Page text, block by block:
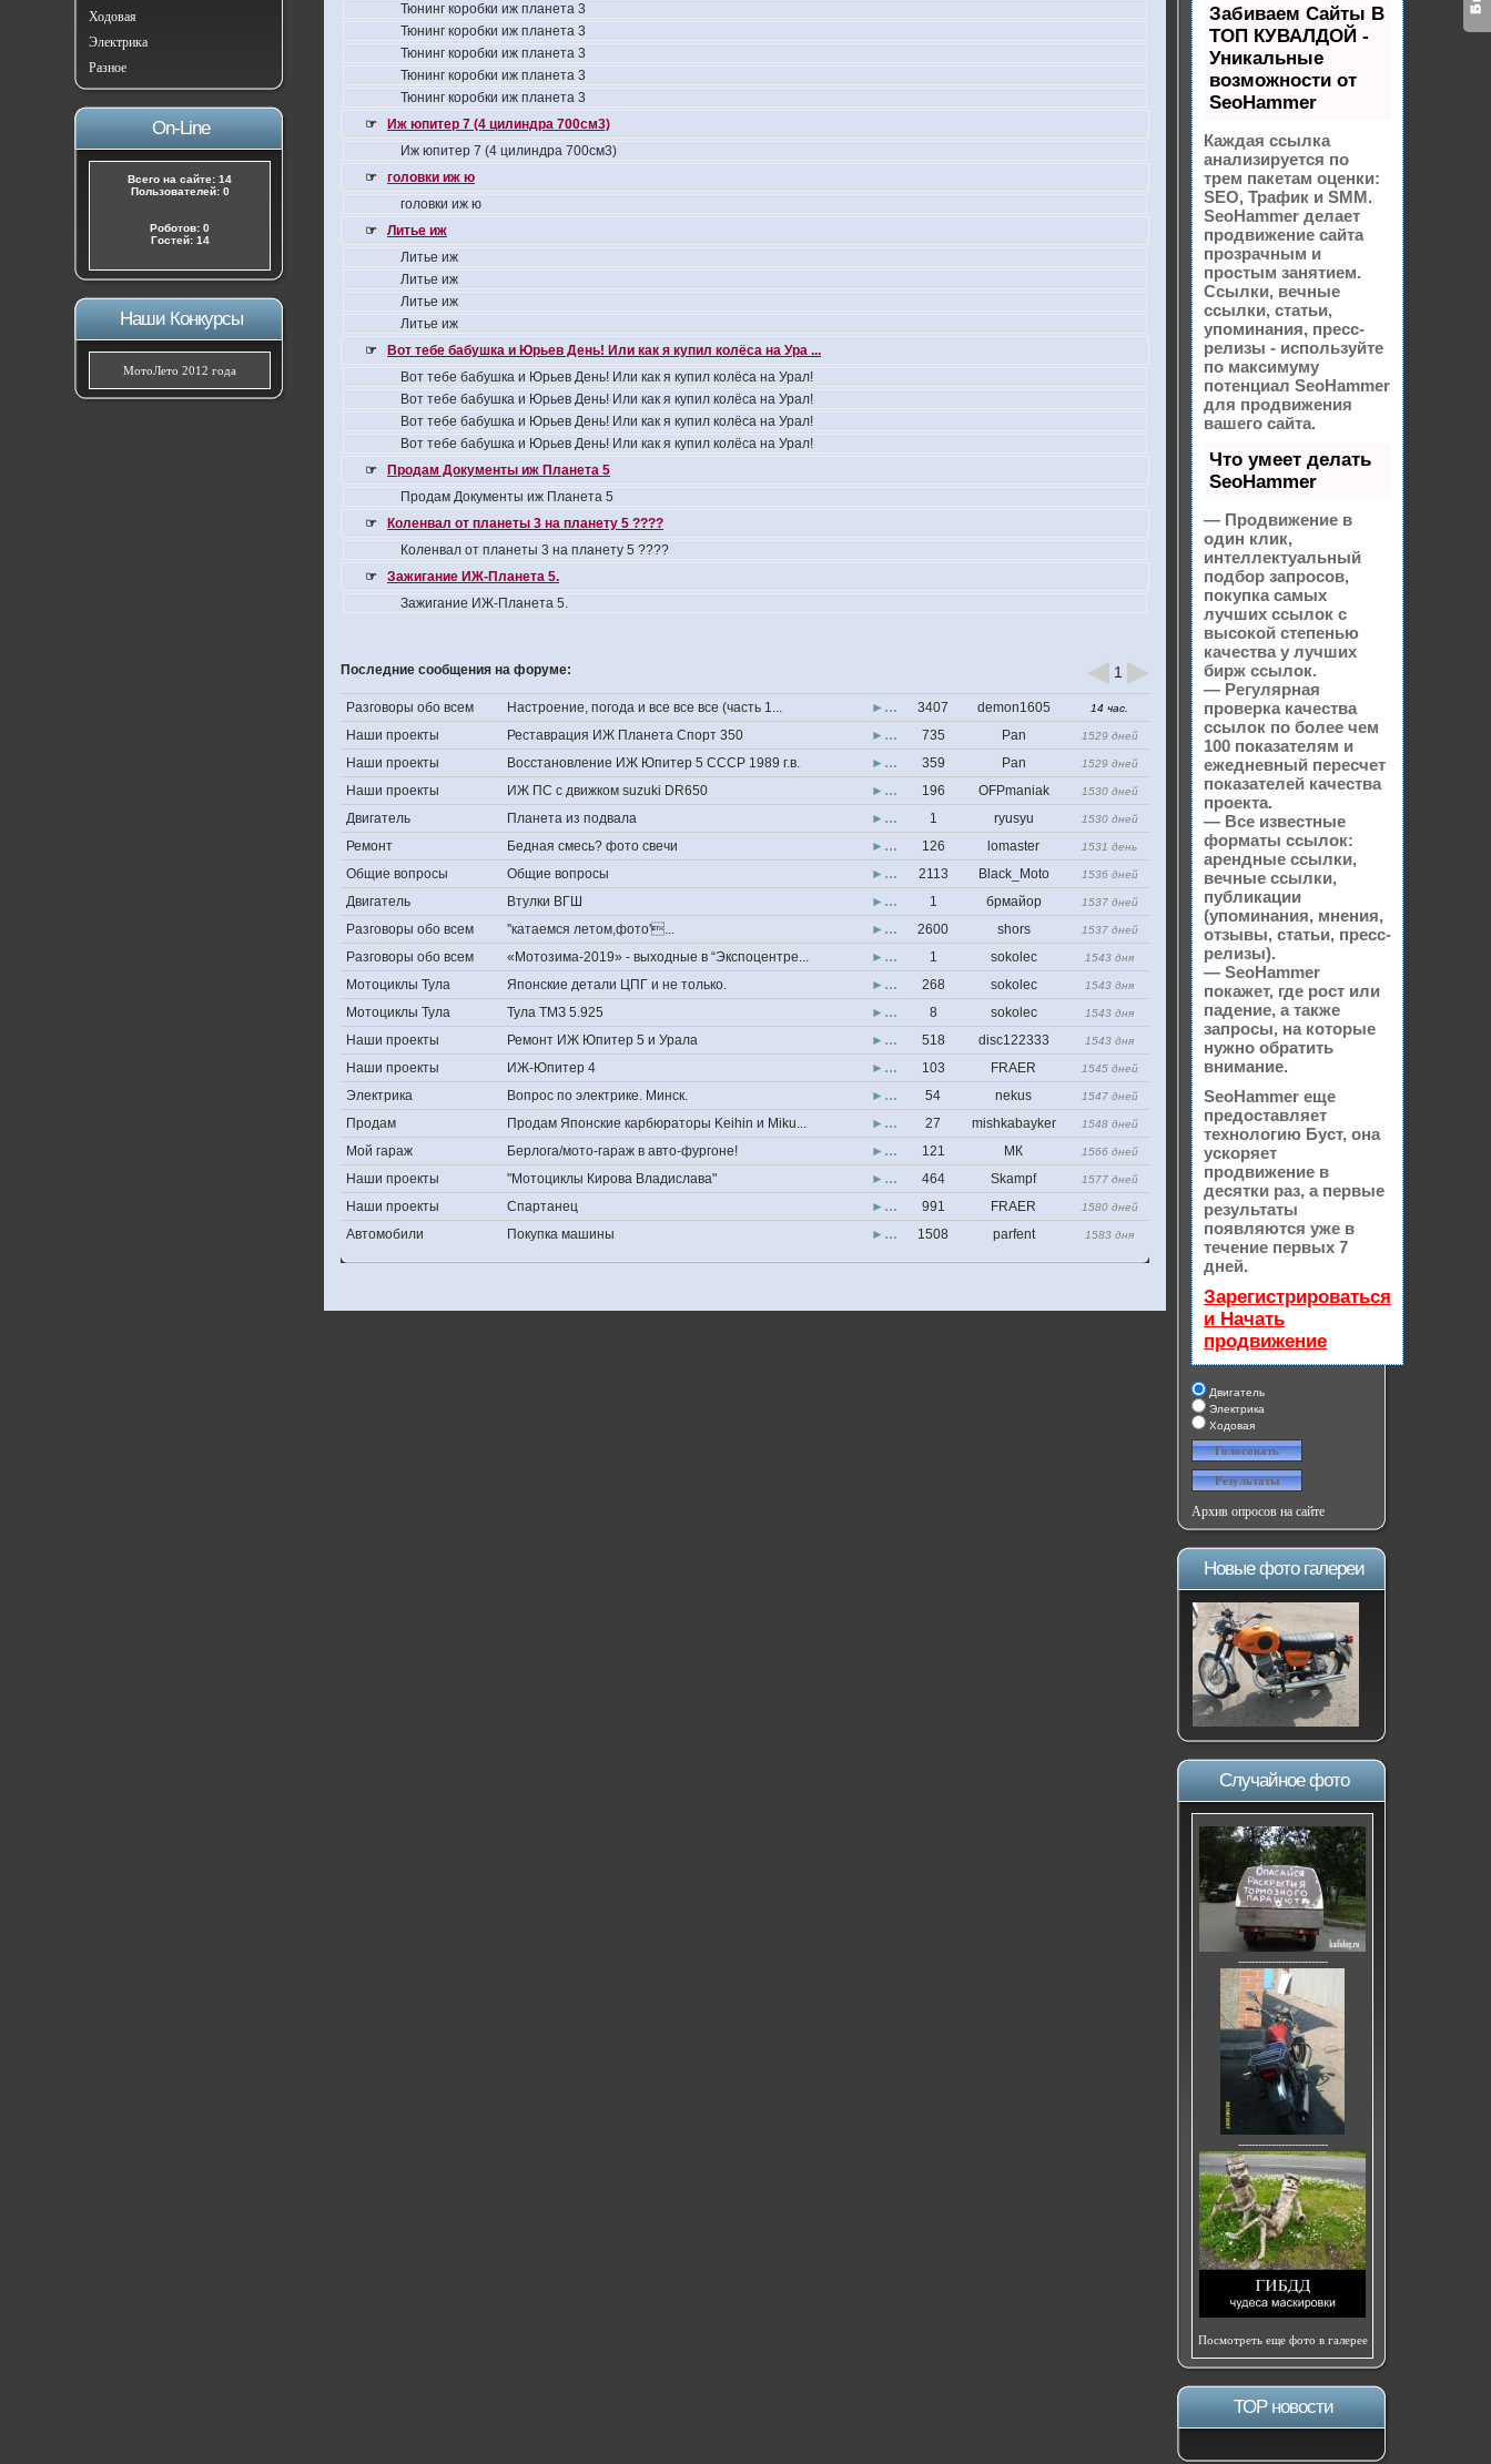
Ходовая
Электрика
Разное
On-Line
Всего на сайте: 14
Пользователей: 0
Роботов: 0
Гостей: 14
Наши Конкурсы
МотоЛето 2012 года
Тюнинг коробки иж планета 3
Тюнинг коробки иж планета 3
Тюнинг коробки иж планета 3
Тюнинг коробки иж планета 3
Тюнинг коробки иж планета 3
☞
Иж юпитер 7 (4 цилиндра 700см3)
Иж юпитер 7 (4 цилиндра 700см3)
☞
головки иж ю
головки иж ю
☞
Литье иж
Литье иж
Литье иж
Литье иж
Литье иж
☞
Вот тебе бабушка и Юрьев День! Или как я купил колёса на Ура ...
Вот тебе бабушка и Юрьев День! Или как я купил колёса на Урал!
Вот тебе бабушка и Юрьев День! Или как я купил колёса на Урал!
Вот тебе бабушка и Юрьев День! Или как я купил колёса на Урал!
Вот тебе бабушка и Юрьев День! Или как я купил колёса на Урал!
☞
Продам Документы иж Планета 5
Продам Документы иж Планета 5
☞
Коленвал от планеты 3 на планету 5 ????
Коленвал от планеты 3 на планету 5 ????
☞
Зажигание ИЖ-Планета 5.
Зажигание ИЖ-Планета 5.
Последние сообщения на форуме: 1
Разговоры обо всем Настроение, погода и все все все (часть 1... ►… 3407 demon1605 14 час.
Наши проекты Реставрация ИЖ Планета Спорт 350 ►… 735 Pan 1529 дней
Наши проекты Восстановление ИЖ Юпитер 5 СССР 1989 г.в. ►… 359 Pan 1529 дней
Наши проекты ИЖ ПС с движком suzuki DR650 ►… 196 OFPmaniak 1530 дней
Двигатель Планета из подвала ►… 1 ryusyu 1530 дней
Ремонт Бедная смесь? фото свечи ►… 126 lomaster 1531 день
Общие вопросы Общие вопросы ►… 2113 Black_Moto 1536 дней
Двигатель Втулки ВГШ ►… 1 брмайор 1537 дней
Разговоры обо всем ''катаемся летом,фото'... ►… 2600 shors 1537 дней
Разговоры обо всем «Мотозима-2019» - выходные в “Экспоцентре... ►… 1 sokolec 1543 дня
Мотоциклы Тула Японские детали ЦПГ и не только. ►… 268 sokolec 1543 дня
Мотоциклы Тула Тула ТМЗ 5.925 ►… 8 sokolec 1543 дня
Наши проекты Ремонт ИЖ Юпитер 5 и Урала ►… 518 disc122333 1543 дня
Наши проекты ИЖ-Юпитер 4 ►… 103 FRAER 1545 дней
Электрика Вопрос по электрике. Минск. ►… 54 nekus 1547 дней
Продам Продам Японские карбюраторы Keihin и Miku... ►… 27 mishkabayker 1548 дней
Мой гараж Берлога/мото-гараж в авто-фургоне! ►… 121 МК 1566 дней
Наши проекты "Мотоциклы Кирова Владислава" ►… 464 Skampf 1577 дней
Наши проекты Спартанец ►… 991 FRAER 1580 дней
Автомобили Покупка машины ►… 1508 parfent 1583 дня
Забиваем Сайты В
ТОП КУВАЛДОЙ -
Уникальные
возможности от
SeoHammer
Каждая ссылка
анализируется по
трем пакетам оценки:
SEO, Трафик и SMM.
SeoHammer делает
продвижение сайта
прозрачным и
простым занятием.
Ссылки, вечные
ссылки, статьи,
упоминания, пресс-
релизы - используйте
по максимуму
потенциал SeoHammer
для продвижения
вашего сайта.
Что умеет делать
SeoHammer
— Продвижение в
один клик,
интеллектуальный
подбор запросов,
покупка самых
лучших ссылок с
высокой степенью
качества у лучших
бирж ссылок.
— Регулярная
проверка качества
ссылок по более чем
100 показателям и
ежедневный пересчет
показателей качества
проекта.
— Все известные
форматы ссылок:
арендные ссылки,
вечные ссылки,
публикации
(упоминания, мнения,
отзывы, статьи, пресс-
релизы).
— SeoHammer
покажет, где рост или
падение, а также
запросы, на которые
нужно обратить
внимание.
SeoHammer еще
предоставляет
технологию Буст, она
ускоряет
продвижение в
десятки раз, а первые
результаты
появляются уже в
течение первых 7
дней.
Зарегистрироваться
и Начать
продвижение
Двигатель
Электрика
Ходовая
Архив опросов на сайте
Новые фото галереи
Случайное фото
---------------------------
---------------------------
Посмотреть еще фото в галерее
ТОР новости